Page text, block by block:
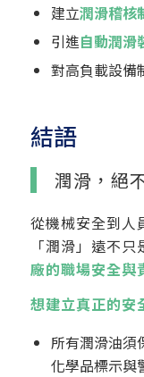
建立潤滑稽核
引進自動潤滑
對高負載設備
結語
潤滑，絕
從機械安全到人
「潤滑」遠不
廠的職場安全與
想建立真正的安
所有潤滑油須
化學品標示與